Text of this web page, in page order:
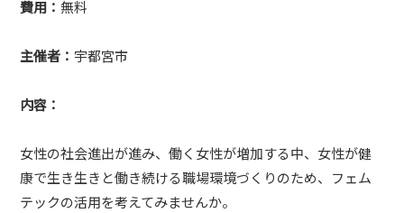
費用： 無料
主催者： 宇都宮市
内容：
女性の社会進出が進み、働く女性が増加する中、女性が健
康で生き生きと働き続ける職場環境づくりのため、フェム
テックの活用を考えてみませんか。